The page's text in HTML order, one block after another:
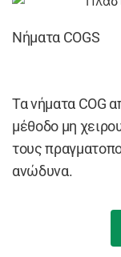
Νήματα COGS
Τα νήματα COG
μέθοδο μη
τους
ανώδυνα.